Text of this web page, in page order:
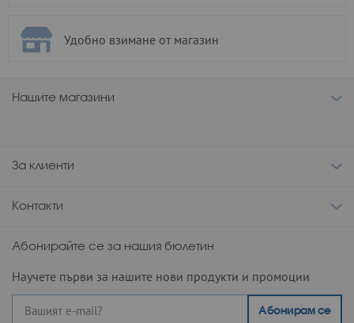
Удобно взимане от магазин
Нашите магазини
За клиенти
Контакти
Абонирайте се за нашия бюлетин
Научете първи за нашите нови продукти и промоции
Абонирам се